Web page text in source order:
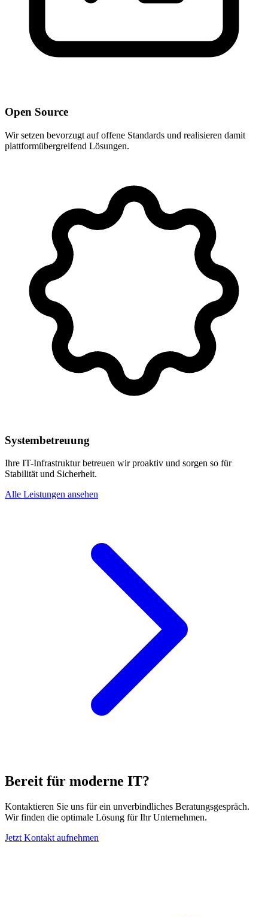
Open Source
Wir setzen bevorzugt auf offene Standards und realisieren damit
plattformübergreifend Lösungen.
Systembetreuung
Ihre IT-Infrastruktur betreuen wir proaktiv und sorgen so für
Stabilität und Sicherheit.
Alle Leistungen ansehen
Bereit für moderne IT?
Kontaktieren Sie uns für ein unverbindliches Beratungsgespräch.
Wir finden die optimale Lösung für Ihr Unternehmen.
Jetzt Kontakt aufnehmen